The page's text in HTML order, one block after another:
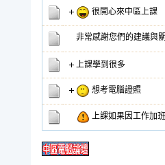
很開心來中區上課
非常感謝您們的建議與
上課學到很多
想考電腦證照
上課如果因工作加